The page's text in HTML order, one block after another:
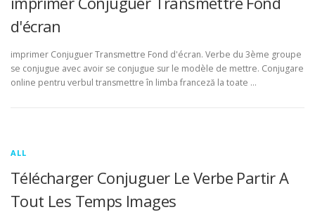
d'écran
imprimer Conjuguer Transmettre Fond d'écran. Verbe du 3ème groupe
se conjugue avec avoir se conjugue sur le modèle de mettre. Conjugare
online pentru verbul transmettre în limba franceză la toate …
ALL
Télécharger Conjuguer Le Verbe Partir A
Tout Les Temps Images